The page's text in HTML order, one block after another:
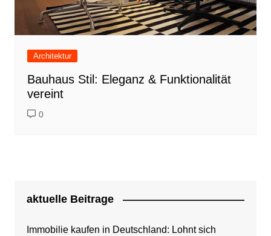
Architektur
Bauhaus Stil: Eleganz & Funktionalität
vereint
0
aktuelle Beitrage
Immobilie kaufen in Deutschland: Lohnt sich